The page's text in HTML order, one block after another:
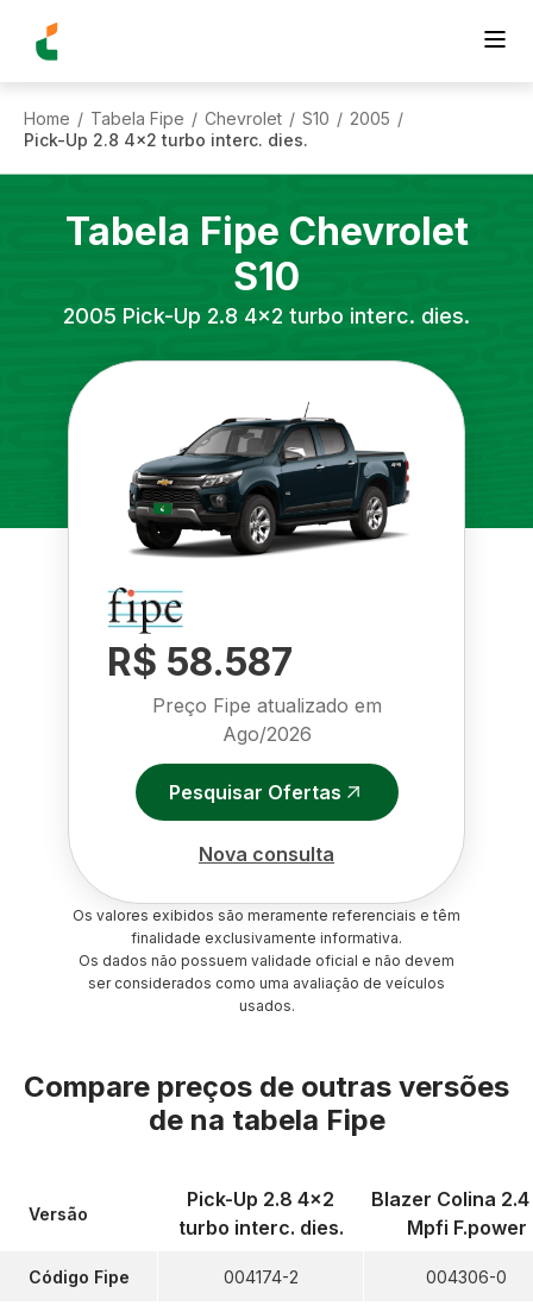
Home / Tabela Fipe / Chevrolet / S10 / 2005 /
Pick-Up 2.8 4x2 turbo interc. dies.
Tabela Fipe Chevrolet
S10
2005 Pick-Up 2.8 4x2 turbo interc. dies.
R$ 58.587
Preço Fipe atualizado em
Ago/2026
Pesquisar Ofertas
Nova consulta
Os valores exibidos são meramente referenciais e têm
finalidade exclusivamente informativa.
Os dados não possuem validade oficial e não devem
ser considerados como uma avaliação de veículos
usados.
Compare preços de outras versões
de na tabela Fipe
Versão
Código Fipe
Pick-Up 2.8 4x2
turbo interc. dies.
004174-2
Blazer Colina 2.4
Mpfi F.power
004306-0